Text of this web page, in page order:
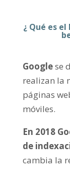
¿ Qué es
Googlese
realizan la
páginas
móviles.
En 2018
de
cambia la